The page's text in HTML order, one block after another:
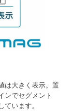
は大きく表示。置
ンでセグメント
ています。